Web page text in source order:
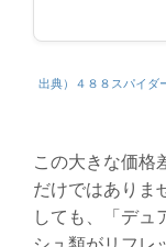
出典）４８８スパイダ
この大きな価格
だけではありま
しても、「デュ